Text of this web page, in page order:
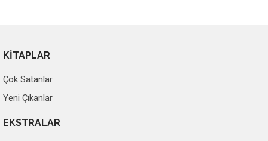
KİTAPLAR
Çok Satanlar
Yeni Çıkanlar
EKSTRALAR